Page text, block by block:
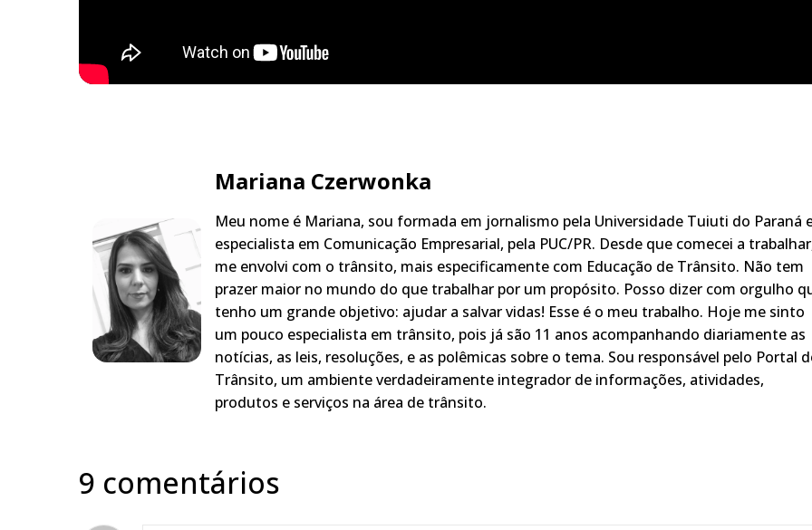
Mariana Czerwonka
Meu nome é Mariana, sou formada em jornalismo pela Universidade Tuiuti do Paraná
especialista em Comunicação Empresarial, pela PUC/PR. Desde que comecei a
me envolvi com o trânsito, mais especificamente com Educação de Trânsito. Não tem
prazer maior no mundo do que trabalhar por um propósito. Posso dizer com orgulho
tenho um grande objetivo: ajudar a salvar vidas! Esse é o meu trabalho. Hoje me sinto
um pouco especialista em trânsito, pois já são 11 anos acompanhando diariamente as
notícias, as leis, resoluções, e as polêmicas sobre o tema. Sou responsável pelo Portal
Trânsito, um ambiente verdadeiramente integrador de informações, atividades,
produtos e serviços na área de trânsito.
9 comentários